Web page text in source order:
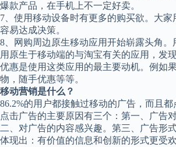
爆款产品，在手机上不一定好卖。
7、使用移动设备时有更多的购买欲。大家
容易达成决策。
8、网购周边原生移动应用开始崭露头角。
用原生于移动端的与淘宝有关的应用，发
优惠是使用这类应用的最主要动机。例如
物，随手优惠等等。
移动营销是什么？
86.2%的用户都接触过移动的广告，而且都
点击广告的主要原因有三个：第一、广告
二、对广告的内容感兴趣。第三、广告形
体现出：有价值的信息和创新的形式更受